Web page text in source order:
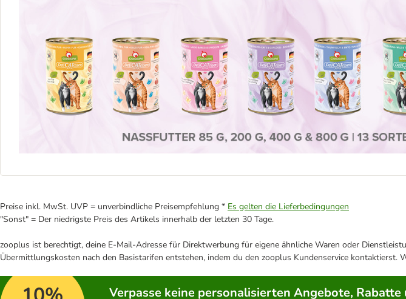
Preise inkl. MwSt. UVP = unverbindliche Preisempfehlung * Es gelten die Lieferbedingungen
"Sonst" = Der niedrigste Preis des Artikels innerhalb der letzten 30 Tage.
zooplus ist berechtigt, deine E-Mail-Adresse für Direktwerbung für eigene ähnliche Waren oder
Übermittlungskosten nach den Basistarifen entstehen, indem du den zooplus Kundenservice kontaktierst.
Verpasse keine personalisierten Angebote, Rabatte